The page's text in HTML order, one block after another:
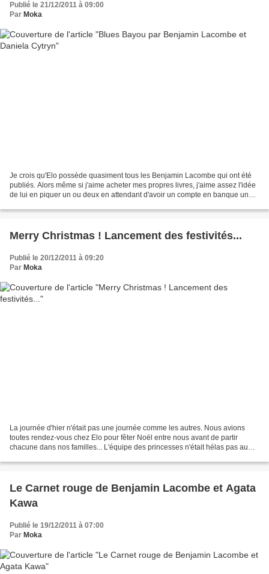
Publié le 21/12/2011 à 09:00
Par Moka
Je crois qu'Elo possède quasiment tous les Benjamin Lacombe qui ont été
publiés. Alors même si j'aime acheter mes propres livres, j'aime assez l'idée
de lui en piquer un ou deux en attendant d'avoir un compte en banque un
Merry Christmas ! Lancement des festivités...
Publié le 20/12/2011 à 09:20
Par Moka
La journée d'hier n'était pas une journée comme les autres. Nous avions
toutes rendez-vous chez Elo pour fêter Noël entre nous avant de partir
chacune dans nos familles... L'équipe des princesses n'était hélas pas au
Le Carnet rouge de Benjamin Lacombe et Agata
Kawa
Publié le 19/12/2011 à 07:00
Par Moka